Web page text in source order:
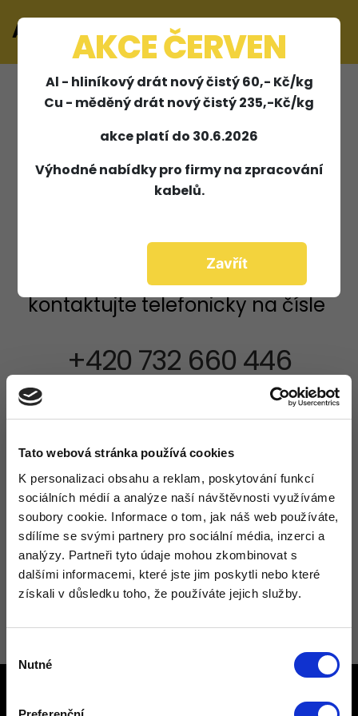
Tato webová stránka používá cookies
K personalizaci obsahu a reklam, poskytování funkcí
sociálních médií a analýze naší návštěvnosti využíváme
soubory cookie. Informace o tom, jak náš web používáte,
sdílíme se svými partnery pro sociální média, inzerci a
analýzy. Partneři tyto údaje mohou zkombinovat s
dalšími informacemi, které jste jim poskytli nebo které
získali v důsledku toho, že používáte jejich služby.
souhlasu
Nutné
Absolon & Habijanič
V současné době se
ceny vykupovaných
Pro aktuální ceny nás prosím
kontaktujte telefonicky na čísle
+420 732 660 446
Výkup papíru je dočasně
pozastaven!
Výkupní ceny
Naše výkupní ceny pravidelně aktualizujeme,
aby pro vás byly co nejvýhodnější.
AKCE ČERVEN
Al - hliníkový drát nový čistý 60,- Kč/kg
Cu - měděný drát nový čistý 235,-Kč/kg
akce platí do 30.6.2026
Výhodné nabídky pro firmy na zpracování
kabelů.
Zavřít